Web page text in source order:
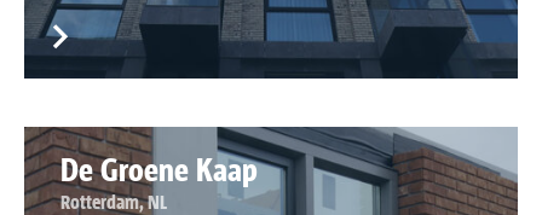
De Groene Kaap
Rotterdam, NL